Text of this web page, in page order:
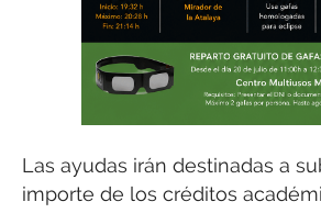
Las ayudas irán destinadas a
importe de los créditos